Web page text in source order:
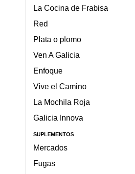
La Cocina de Frabisa
Red
Plata o plomo
Ven A Galicia
Enfoque
Vive el Camino
La Mochila Roja
Galicia Innova
SUPLEMENTOS
Mercados
Fugas